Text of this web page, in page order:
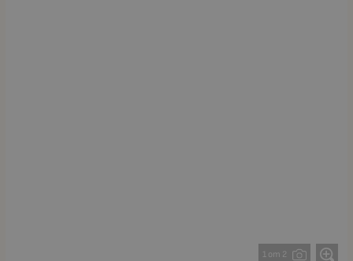
1 от 2